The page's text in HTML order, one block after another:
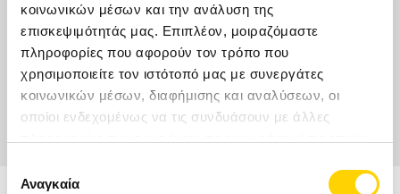
κοινωνικών μέσων και την ανάλυση της
επισκεψιμότητάς μας. Επιπλέον, μοιραζόμαστε
πληροφορίες που αφορούν τον τρόπο που
χρησιμοποιείτε τον ιστότοπό μας με συνεργάτες
κοινωνικών μέσων, διαφήμισης και αναλύσεων, οι
οποίοι ενδεχομένως να τις συνδυάσουν με άλλες
των υπηρεσιών τους.
συγκατάθεσης
Αναγκαία
ΑΚΤΟΠΛΟΪΚΆ ΕΙΣΙΤΉΡΙΑ
ΚΡΟΥΑΖΙΕΡΕΣ
ΞΕΝΟΔΟΧΕΊΑ
Δωμάτια
Δωμάτια/Ενήλικες
Ενήλικες/Παιδιά
Παιδιά